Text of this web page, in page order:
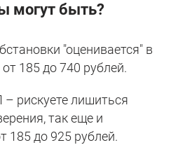
могут быть?
"оценивается" в
185 до 740 рублей.
рискуете лишиться
так еще и
185 до 925 рублей.